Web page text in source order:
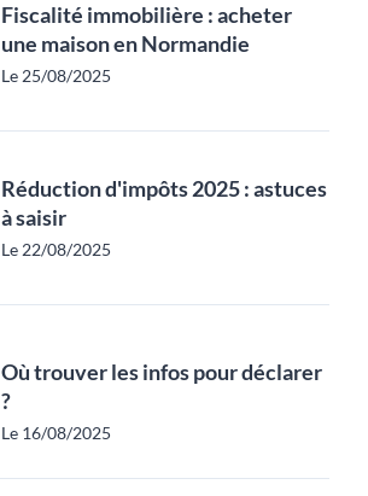
Fiscalité immobilière : acheter
une maison en Normandie
Le 25/08/2025
Réduction d'impôts 2025 : astuces
à saisir
Le 22/08/2025
Où trouver les infos pour déclarer
?
Le 16/08/2025